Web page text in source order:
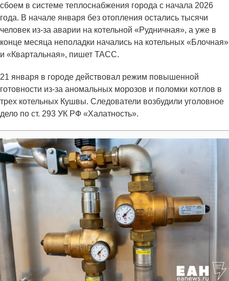
сбоем в системе теплоснабжения города с начала 2026
года. В начале января без отопления остались тысячи
человек из-за аварии на котельной «Рудничная», а уже в
конце месяца неполадки начались на котельных «Блочная»
и «Квартальная», пишет ТАСС.
21 января в городе действовал режим повышенной
готовности из-за аномальных морозов и поломки котлов в
трех котельных Кушвы. Следователи возбудили уголовное
дело по ст. 293 УК РФ «Халатность».